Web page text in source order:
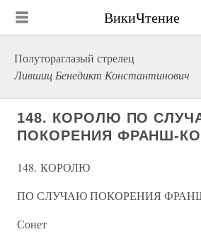
ВикиЧтение
Полутораглазый стрелец
Лившиц Бенедикт Константинович
148. КОРОЛЮ ПО
ПОКОРЕНИЯ ФРАНШ-
148. КОРОЛЮ
ПО СЛУЧАЮ ПОКОРЕНИЯ
Сонет